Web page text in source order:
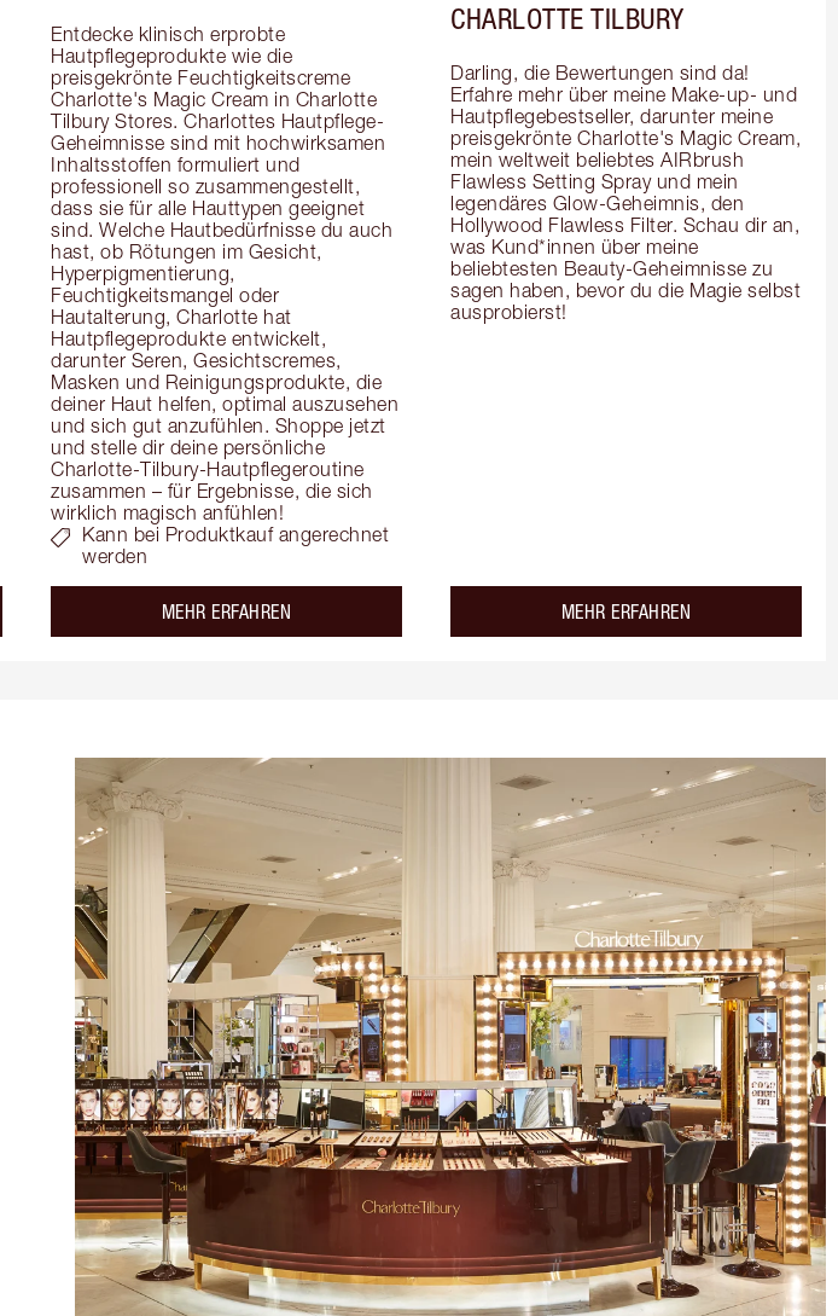
Entdecke klinisch erprobte
Hautpflegeprodukte wie die
preisgekrönte Feuchtigkeitscreme
Charlotte's Magic Cream in Charlotte
Tilbury Stores. Charlottes Hautpflege-
Geheimnisse sind mit hochwirksamen
Inhaltsstoffen formuliert und
professionell so zusammengestellt,
dass sie für alle Hauttypen geeignet
sind. Welche Hautbedürfnisse du auch
hast, ob Rötungen im Gesicht,
Hyperpigmentierung,
Feuchtigkeitsmangel oder
Hautalterung, Charlotte hat
Hautpflegeprodukte entwickelt,
darunter Seren, Gesichtscremes,
Masken und Reinigungsprodukte, die
deiner Haut helfen, optimal auszusehen
und sich gut anzufühlen. Shoppe jetzt
und stelle dir deine persönliche
Charlotte-Tilbury-Hautpflegeroutine
zusammen – für Ergebnisse, die sich
wirklich magisch anfühlen!
Kann bei Produktkauf angerechnet
werden
MEHR ERFAHREN
CHARLOTTE TILBURY
Darling, die Bewertungen sind da!
Erfahre mehr über meine Make-up- und
Hautpflegebestseller, darunter meine
preisgekrönte Charlotte's Magic Cream,
mein weltweit beliebtes AIRbrush
Flawless Setting Spray und mein
legendäres Glow-Geheimnis, den
Hollywood Flawless Filter. Schau dir an,
was Kund*innen über meine
beliebtesten Beauty-Geheimnisse zu
sagen haben, bevor du die Magie selbst
ausprobierst!
MEHR ERFAHREN